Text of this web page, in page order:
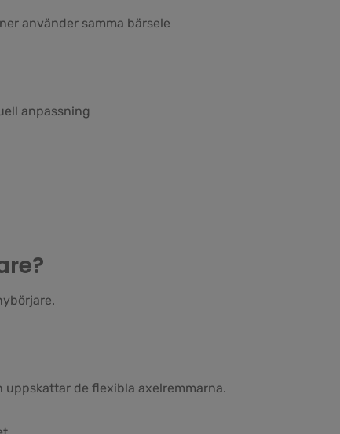
använder samma bärsele
anpassning
uppskattar de flexibla axelremmarna.